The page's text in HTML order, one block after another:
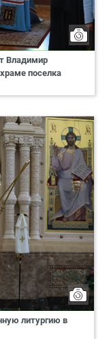
Владимир
поселка
литургию в